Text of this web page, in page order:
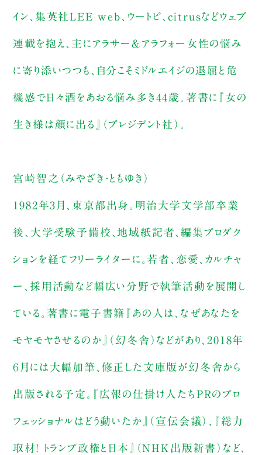
イン、集英社LEE web、ウートピ、citrusなどウェブ
連載を抱え、主にアラサー＆アラフォー女性の悩み
に寄り添いつつも、自分こそミドルエイジの退屈と危
機感で日々酒をあおる悩み多き44歳。著書に『女の
生き様は顔に出る』（プレジデント社）。
宮崎智之（みやざき・ともゆき）
1982年3月、東京都出身。明治大学文学部卒業
後、大学受験予備校、地域紙記者、編集プロダク
ションを経てフリーライターに。若者、恋愛、カルチャ
ー、採用活動など幅広い分野で執筆活動を展開し
ている。著書に電子書籍『あの人は、なぜあなたを
モヤモヤさせるのか』（幻冬舎）などがあり、2018年
６月には大幅加筆、修正した文庫版が幻冬舎から
出版される予定。『広報の仕掛け人たちPRのプロ
フェッショナルはどう動いたか』（宣伝会議）、『総力
取材! トランプ政権と日本』（NHK出版新書）など、